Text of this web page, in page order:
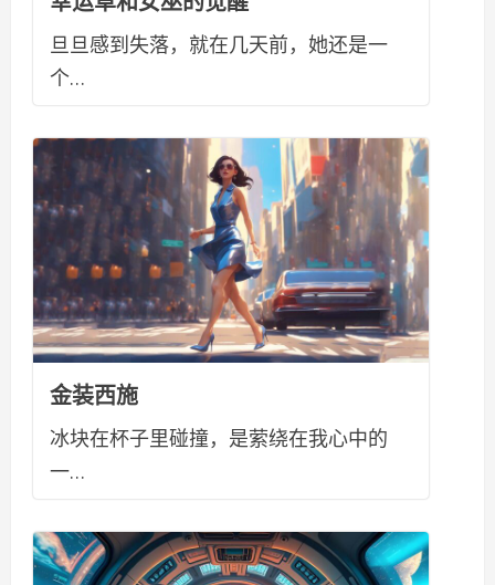
旦旦感到失落，就在几天前，她还是一
个…
金装西施
冰块在杯子里碰撞，是萦绕在我心中的
一…